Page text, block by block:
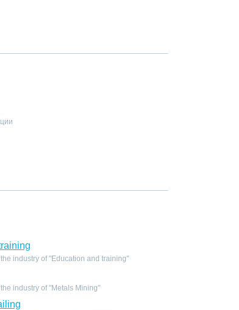
industry of "Education and training"
industry of "Metals Mining"